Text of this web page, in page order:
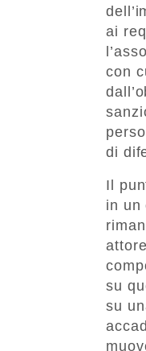
ai
con
di
Il
in un
su
su